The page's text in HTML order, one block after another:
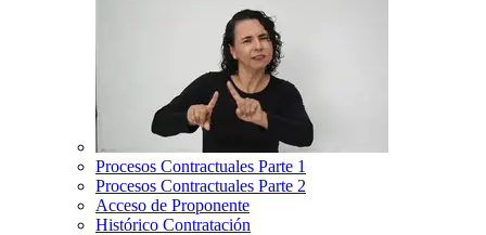
Procesos Contractuales Parte 1
Procesos Contractuales Parte 2
Acceso de Proponente
Histórico Contratación